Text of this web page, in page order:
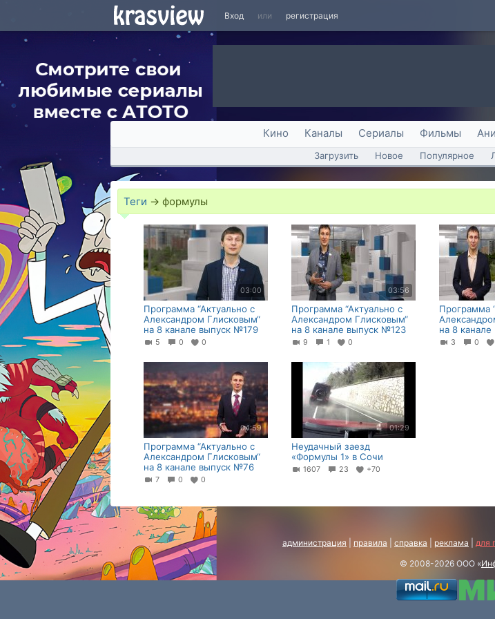
Вход или регистрация
Кино Каналы Сериалы Фильмы
Загрузить Новое Популярное
Теги → формулы
03:00
Программа “Актуально с
Александром Глисковым“
на 8 канале выпуск №179
5 0 0
03:56
Программа “Актуально с
Александром Глисковым“
на 8 канале выпуск №123
9 1 0
Программа
на 8
3 0
04:59
Программа “Актуально с
Александром Глисковым“
на 8 канале выпуск №76
7 0 0
01:29
Неудачный заезд
«Формулы 1» в Сочи
1607 23 +70
администрация правила справка реклама для
© 2008-2026 ООО «